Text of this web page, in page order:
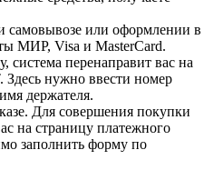
самовывозе или оформлении в
МИР, Visa и MasterCard.
система перенаправит вас на
Здесь нужно ввести номер
держателя.
Для совершения покупки
на страницу платежного
заполнить форму по